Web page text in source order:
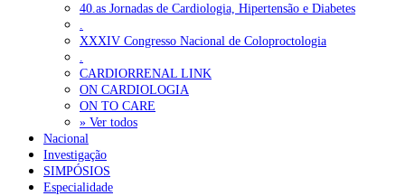
Sindicato diz que nova carreira de médicos dentistas reforça
estabilidade no SNS 6 de Agosto, 2026
NOTÍCIAS MAIS LIDAS
Enfermagem Forense. “Da urgência ao tribunal, cada
gesto conta e cada profissional faz a diferença”
202 visualizações
40.as Jornadas de Cardiologia, Hipertensão e Diabetes
.
XXXIV Congresso Nacional de Coloproctologia
.
CARDIORRENAL LINK
ON CARDIOLOGIA
ON TO CARE
» Ver todos
Nacional
Investigação
SIMPÓSIOS
Especialidade